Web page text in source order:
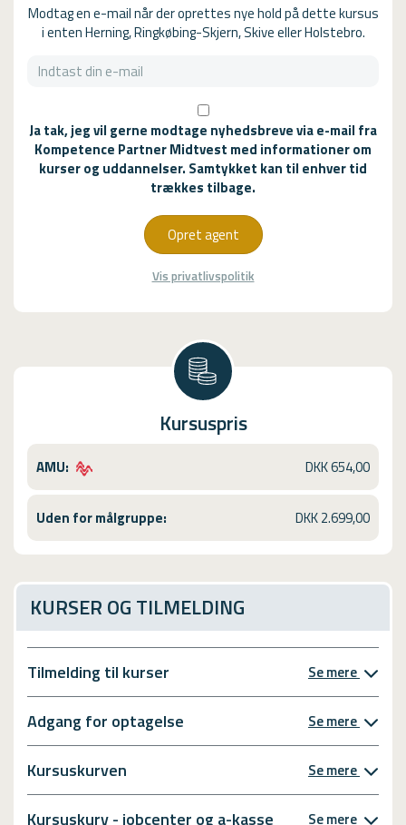
Modtag en e-mail når der oprettes nye hold på dette kursus
i enten Herning, Ringkøbing-Skjern, Skive eller Holstebro.
Ja tak, jeg vil gerne modtage nyhedsbreve via e-mail fra
Kompetence Partner Midtvest med informationer om
kurser og uddannelser. Samtykket kan til enhver tid
trækkes tilbage.
Opret agent
Vis privatlivspolitik
Kursuspris
AMU: DKK 654,00
Uden for målgruppe: DKK 2.699,00
KURSER OG TILMELDING
Tilmelding til kurser Se mere
Adgang for optagelse Se mere
Kursuskurven Se mere
Kursuskurv - jobcenter og a-kasse Se mere